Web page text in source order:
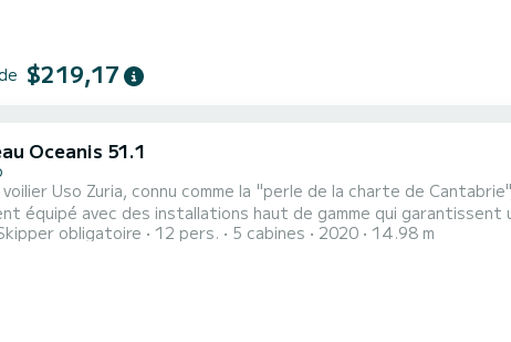
$219,17
Oceanis 51.1
voilier Uso Zuria, connu comme la "perle de la charte de
équipé avec des installations haut de gamme qui
et bien conçues jusqu'aux espaces communs élégants,
obligatoire 12 pers. 5 cabines 2020 14.98 m